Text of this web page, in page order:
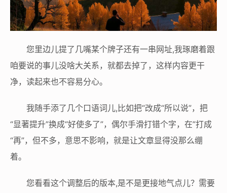
您里边儿提了几嘴某个牌子还有一串网址,我琢磨着跟
咱要说的事儿没啥大关系，就都去掉了，这样内容更干
净，读起来也不容易分心。
我随手添了几个口语词儿,比如把“改成“所以说”，把
“显著提升”换成“好使多了”，偶尔手滑打错个字，在”打成
“再”，但不多，意思不影响，就是让文章显得没那么绷
着。
您看看这个调整后的版本,是不是更接地气点儿？需要